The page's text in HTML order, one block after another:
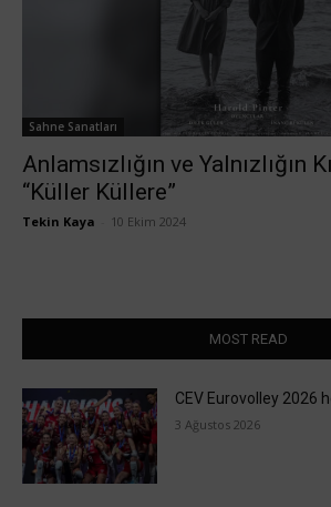
Sahne Sanatları
Anlamsızlığın ve Yalnızlığın
“Küller Küllere”
Tekin Kaya 10 Ekim 2024
MOST READ
CEV Eurovolley 2026
3 Ağustos 2026